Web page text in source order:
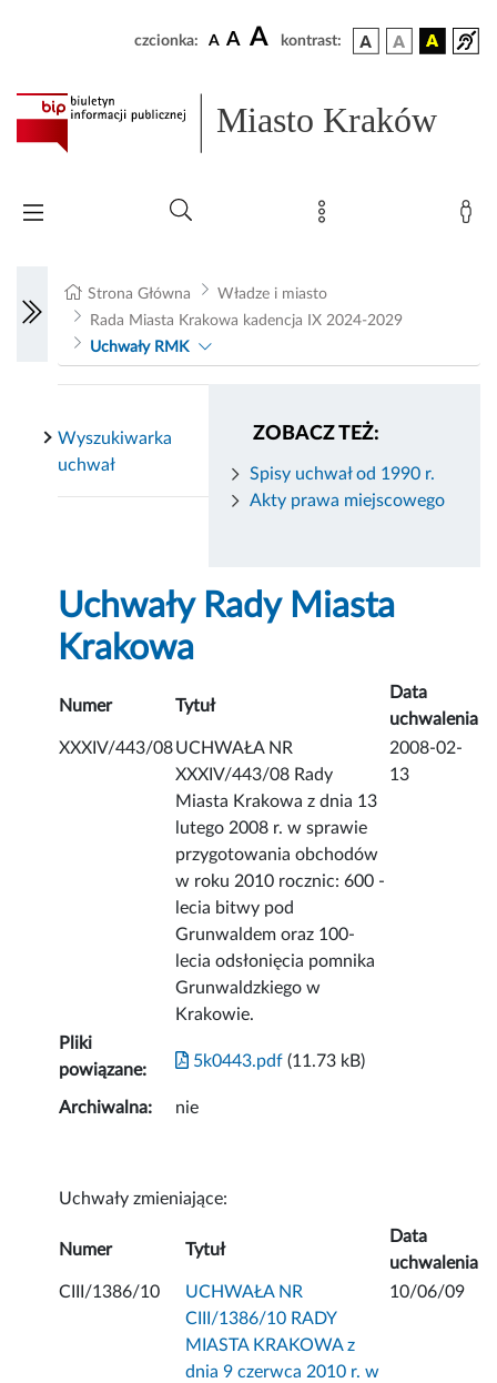
czcionka: A A A kontrast:
Miasto Kraków
Strona Główna
Władze i miasto
Rada Miasta Krakowa kadencja IX 2024-2029
Uchwały RMK
ZOBACZ TEŻ:
Spisy uchwał od 1990 r.
Akty prawa miejscowego
Wyszukiwarka
uchwał
Uchwały Rady Miasta
Krakowa
Numer Tytuł
Data
uchwalenia
XXXIV/443/08UCHWAŁA NR
XXXIV/443/08 Rady
Miasta Krakowa z dnia 13
lutego 2008 r. w sprawie
przygotowania obchodów
w roku 2010 rocznic: 600 -
lecia bitwy pod
Grunwaldem oraz 100-
lecia odsłonięcia pomnika
Grunwaldzkiego w
Krakowie.
2008-02-
13
Pliki
powiązane:
5k0443.pdf (11.73 kB)
Archiwalna: nie
Uchwały zmieniające:
Numer Tytuł
Data
uchwalenia
CIII/1386/10
UCHWAŁA NR
CIII/1386/10 RADY
MIASTA KRAKOWA z
dnia 9 czerwca 2010 r. w
10/06/09